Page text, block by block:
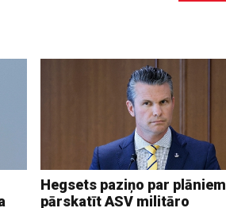
Hegsets paziņo par plāniem
pārskatīt ASV militāro